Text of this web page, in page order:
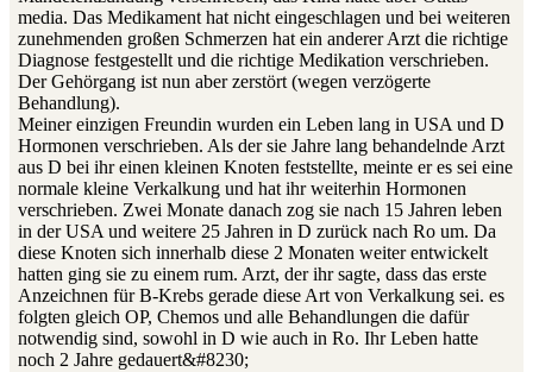
media. Das Medikament hat nicht eingeschlagen und bei weiteren
zunehmenden großen Schmerzen hat ein anderer Arzt die richtige
Diagnose festgestellt und die richtige Medikation verschrieben.
Der Gehörgang ist nun aber zerstört (wegen verzögerte
Behandlung).
Meiner einzigen Freundin wurden ein Leben lang in USA und D
Hormonen verschrieben. Als der sie Jahre lang behandelnde Arzt
aus D bei ihr einen kleinen Knoten feststellte, meinte er es sei eine
normale kleine Verkalkung und hat ihr weiterhin Hormonen
verschrieben. Zwei Monate danach zog sie nach 15 Jahren leben
in der USA und weitere 25 Jahren in D zurück nach Ro um. Da
diese Knoten sich innerhalb diese 2 Monaten weiter entwickelt
hatten ging sie zu einem rum. Arzt, der ihr sagte, dass das erste
Anzeichnen für B-Krebs gerade diese Art von Verkalkung sei. es
folgten gleich OP, Chemos und alle Behandlungen die dafür
notwendig sind, sowohl in D wie auch in Ro. Ihr Leben hatte
noch 2 Jahre gedauert&#8230;